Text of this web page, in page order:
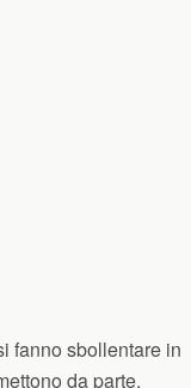
fanno sbollentare in
da parte.